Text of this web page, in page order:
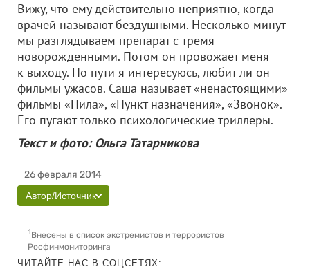
Вижу, что ему действительно неприятно, когда
врачей называют бездушными. Несколько минут
мы разглядываем препарат с тремя
новорожденными. Потом он провожает меня
к выходу. По пути я интересуюсь, любит ли он
фильмы ужасов. Саша называет «ненастоящими»
фильмы «Пила», «Пункт назначения», «Звонок».
Его пугают только психологические триллеры.
Текст и фото: Ольга Татарникова
26 февраля 2014
Автор/Источник
1Внесены в список экстремистов и террористов
Росфинмониторинга
ЧИТАЙТЕ НАС В СОЦСЕТЯХ: